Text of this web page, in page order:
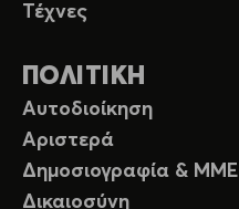
Τέχνες
ΠΟΛΙΤΙΚΗ
Αυτοδιοίκηση
Αριστερά
Δημοσιογραφία & ΜΜΕ
Δικαιοσύνη